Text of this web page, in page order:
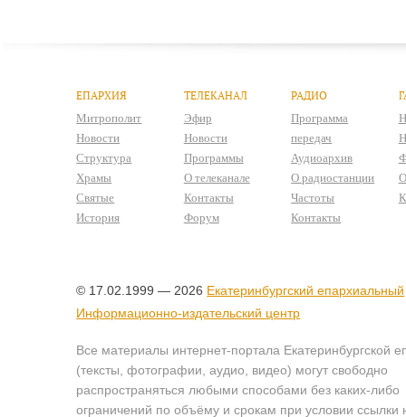
ЕПАРХИЯ
Митрополит
Новости
Структура
Храмы
Святые
История
ТЕЛЕКАНАЛ
Эфир
Новости
Программы
О телеканале
Контакты
Форум
РАДИО
Программа
передач
Аудиоархив
О радиостанции
Частоты
Контакты
© 17.02.1999 — 2026 Екатеринбургский епархиальный
Информационно-издательский центр
Все материалы интернет-портала Екатеринбургской
(тексты, фотографии, аудио, видео) могут свободно
распространяться любыми способами без каких-либо
ограничений по объёму и срокам при условии ссылки